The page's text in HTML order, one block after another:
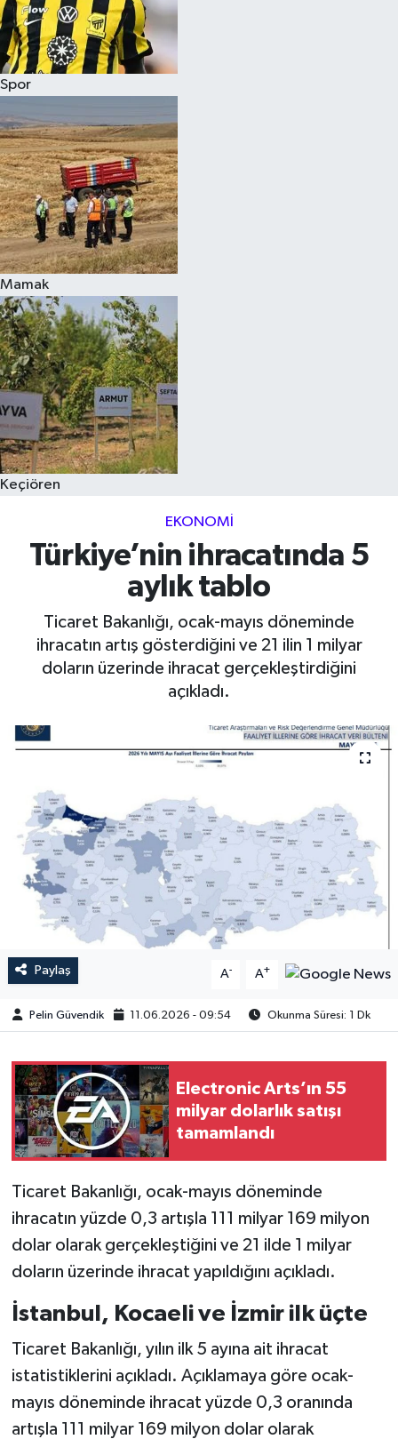
Spor
Mamak
Keçiören
EKONOMI
Türkiye’nin ihracatında 5
aylık tablo
Ticaret Bakanlığı, ocak-mayıs döneminde
ihracatın artış gösterdiğini ve 21 ilin 1 milyar
doların üzerinde ihracat gerçekleştirdiğini
açıkladı.
Paylaş A- A+
Pelin Güvendik 11.06.2026 - 09:54 Okunma Süresi: 1 Dk
Electronic Arts’ın 55
milyar dolarlık satışı
tamamlandı
Ticaret Bakanlığı, ocak-mayıs döneminde
ihracatın yüzde 0,3 artışla 111 milyar 169 milyon
dolar olarak gerçekleştiğini ve 21 ilde 1 milyar
doların üzerinde ihracat yapıldığını açıkladı.
İstanbul, Kocaeli ve İzmir ilk üçte
Ticaret Bakanlığı, yılın ilk 5 ayına ait ihracat
istatistiklerini açıkladı. Açıklamaya göre ocak-
mayıs döneminde ihracat yüzde 0,3 oranında
artışla 111 milyar 169 milyon dolar olarak